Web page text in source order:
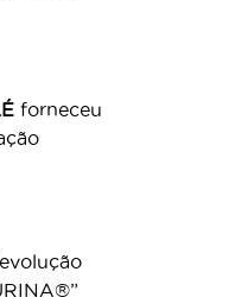
forneceu